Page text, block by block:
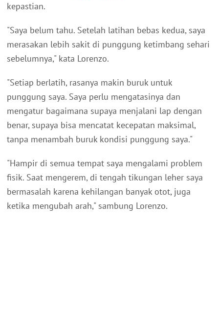
kepastian.
"Saya belum tahu. Setelah latihan bebas kedua, saya
merasakan lebih sakit di punggung ketimbang sehari
sebelumnya," kata Lorenzo.
"Setiap berlatih, rasanya makin buruk untuk
punggung saya. Saya perlu mengatasinya dan
mengatur bagaimana supaya menjalani lap dengan
benar, supaya bisa mencatat kecepatan maksimal,
tanpa menambah buruk kondisi punggung saya."
"Hampir di semua tempat saya mengalami problem
fisik. Saat mengerem, di tengah tikungan leher saya
bermasalah karena kehilangan banyak otot, juga
ketika mengubah arah," sambung Lorenzo.